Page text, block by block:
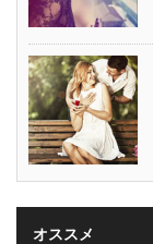
オススメ